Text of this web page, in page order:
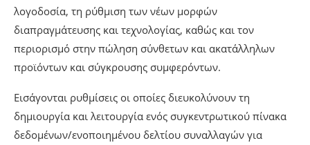
λογοδοσία, τη ρύθμιση των νέων μορφών
διαπραγμάτευσης και τεχνολογίας, καθώς και τον
περιορισμό στην πώληση σύνθετων και ακατάλληλων
προϊόντων και σύγκρουσης συμφερόντων.
Εισάγονται ρυθμίσεις οι οποίες διευκολύνουν τη
δημιουργία και λειτουργία ενός συγκεντρωτικού πίνακα
δεδομένων/ενοποιημένου δελτίου συναλλαγών για